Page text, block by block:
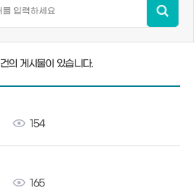
건의 게시물이 있습니다.
154
165